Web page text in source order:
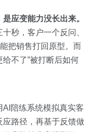
应变能力没长出来。
秒，客户一个反问、
把销售打回原型。而
不了”被打断后如何
陪练系统模拟真实客
应路径，再基于反馈做